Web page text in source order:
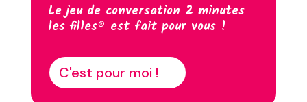
Le jeu de conversation 2 minutes
les filles® est fait pour vous !
C'est pour moi !